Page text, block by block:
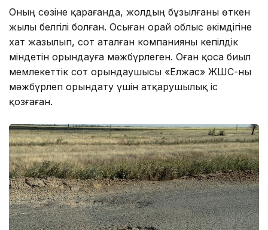
Оның сөзіне қарағанда, жолдың бұзылғаны өткен
жылы белгілі болған. Осыған орай облыс әкімдігіне
хат жазылып, сот аталған компанияны кепілдік
міндетін орындауға мәжбүрлеген. Оған қоса биыл
мемлекеттік сот орындаушысы «Елжас» ЖШС-ны
мәжбүрлеп орындату үшін атқарушылық іс
қозғаған.